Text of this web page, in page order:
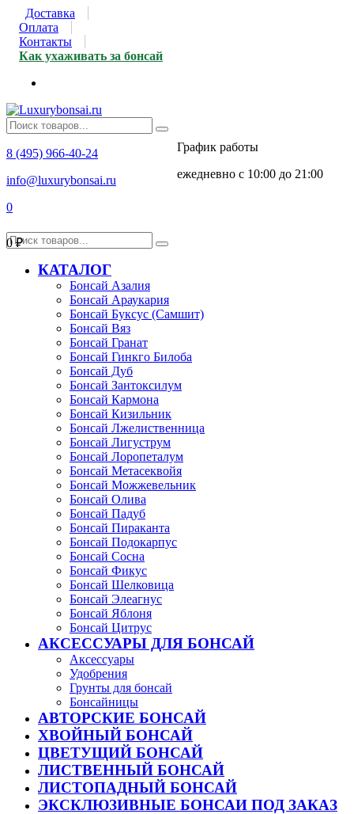
Доставка
Оплата
Контакты
Как ухаживать за бонсай
8 (495) 966-40-24
info@luxurybonsai.ru
График работы
ежедневно с 10:00 до 21:00
0
0₽
КАТАЛОГ
Бонсай Азалия
Бонсай Араукария
Бонсай Буксус (Самшит)
Бонсай Вяз
Бонсай Гранат
Бонсай Гинкго Билоба
Бонсай Дуб
Бонсай Зантоксилум
Бонсай Кармона
Бонсай Кизильник
Бонсай Лжелиственница
Бонсай Лигуструм
Бонсай Лоропеталум
Бонсай Метасеквойя
Бонсай Можжевельник
Бонсай Олива
Бонсай Падуб
Бонсай Пираканта
Бонсай Подокарпус
Бонсай Сосна
Бонсай Фикус
Бонсай Шелковица
Бонсай Элеагнус
Бонсай Яблоня
Бонсай Цитрус
АКСЕССУАРЫ ДЛЯ БОНСАЙ
Аксессуары
Удобрения
Грунты для бонсай
Бонсайницы
АВТОРСКИЕ БОНСАЙ
ХВОЙНЫЙ БОНСАЙ
ЦВЕТУЩИЙ БОНСАЙ
ЛИСТВЕННЫЙ БОНСАЙ
ЛИСТОПАДНЫЙ БОНСАЙ
ЭКСКЛЮЗИВНЫЕ БОНСАИ ПОД ЗАКАЗ